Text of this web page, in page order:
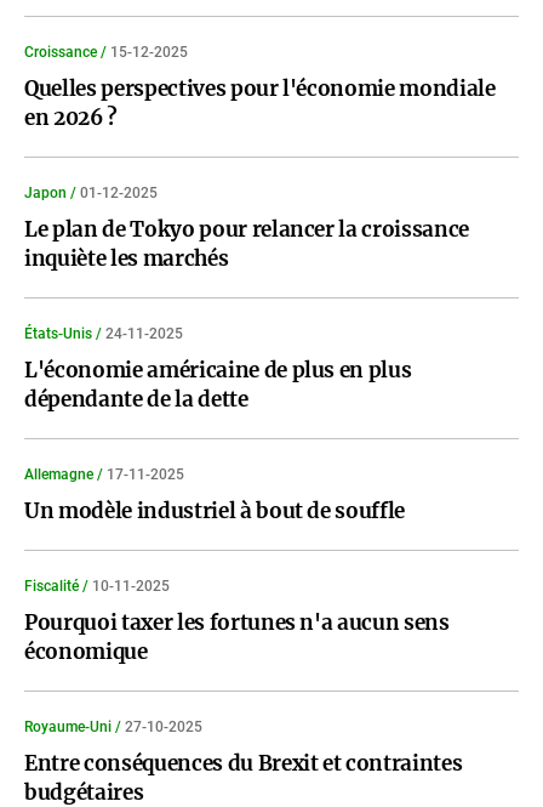
Croissance / 15-12-2025
Quelles perspectives pour l'économie mondiale
en 2026 ?
Japon / 01-12-2025
Le plan de Tokyo pour relancer la croissance
inquiète les marchés
États-Unis / 24-11-2025
L'économie américaine de plus en plus
dépendante de la dette
Allemagne / 17-11-2025
Un modèle industriel à bout de souffle
Fiscalité / 10-11-2025
Pourquoi taxer les fortunes n'a aucun sens
économique
Royaume-Uni / 27-10-2025
Entre conséquences du Brexit et contraintes
budgétaires